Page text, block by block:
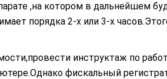
,на котором в дальнейшем
порядка 2-х или 3-х
инструктаж по
фискальный